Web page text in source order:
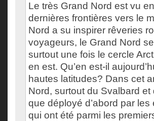
Le très Grand Nord est vu
dernières frontières vers le
Nord a su inspirer rêveries
voyageurs, le Grand Nord
surtout une fois le cercle
en est. Qu’en est-il
hautes latitudes? Dans cet
Nord, surtout du Svalbard
que déployé d’abord par
qui ont été parmi les